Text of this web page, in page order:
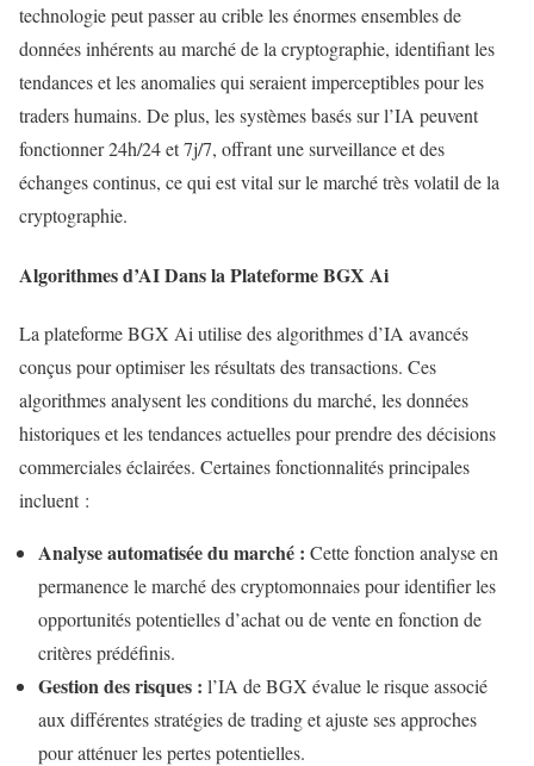
technologie peut passer au crible les énormes ensembles de
données inhérents au marché de la cryptographie, identifiant les
tendances et les anomalies qui seraient imperceptibles pour les
traders humains. De plus, les systèmes basés sur l’IA peuvent
fonctionner 24h/24 et 7j/7, offrant une surveillance et des
échanges continus, ce qui est vital sur le marché très volatil de la
cryptographie.
Algorithmes d’AI Dans la Plateforme BGX Ai
La plateforme BGX Ai utilise des algorithmes d’IA avancés
conçus pour optimiser les résultats des transactions. Ces
algorithmes analysent les conditions du marché, les données
historiques et les tendances actuelles pour prendre des décisions
commerciales éclairées. Certaines fonctionnalités principales
incluent :
Analyse automatisée du marché : Cette fonction analyse en
permanence le marché des cryptomonnaies pour identifier les
opportunités potentielles d’achat ou de vente en fonction de
critères prédéfinis.
Gestion des risques : l’IA de BGX évalue le risque associé
aux différentes stratégies de trading et ajuste ses approches
pour atténuer les pertes potentielles.